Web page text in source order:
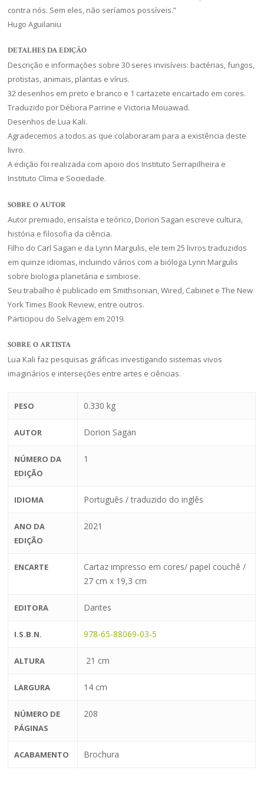
contra nós. Sem eles, não seríamos possíveis.”
Hugo Aguilaniu
DETALHES DA EDIÇÃO
Descrição e informações sobre 30 seres invisíveis: bactérias, fungos,
protistas, animais, plantas e vírus.
32 desenhos em preto e branco e 1 cartazete encartado em cores.
Traduzido por Débora Parrine e Victoria Mouawad.
Desenhos de Lua Kali.
Agradecemos a todos.as que colaboraram para a existência deste
livro.
A edição foi realizada com apoio dos Instituto Serrapilheira e
Instituto Clima e Sociedade.
SOBRE O AUTOR
Autor premiado, ensaísta e teórico, Dorion Sagan escreve cultura,
história e filosofia da ciência.
Filho do Carl Sagan e da Lynn Margulis, ele tem 25 livros traduzidos
em quinze idiomas, incluindo vários com a bióloga Lynn Margulis
sobre biologia planetária e simbiose.
Seu trabalho é publicado em Smithsonian, Wired, Cabinet e The New
York Times Book Review, entre outros.
Participou do Selvagem em 2019.
SOBRE O ARTISTA
Lua Kali faz pesquisas gráficas investigando sistemas vivos
imaginários e interseções entre artes e ciências.
PESO 0.330 kg
AUTOR Dorion Sagan
NÚMERO DA
EDIÇÃO
1
IDIOMA Português / traduzido do inglês
ANO DA
EDIÇÃO
2021
ENCARTE
Cartaz impresso em cores/ papel couchê /
27 cm x 19,3 cm
EDITORA Dantes
I.S.B.N. 978-65-88069-03-5
ALTURA 21 cm
LARGURA 14 cm
NÚMERO DE
PÁGINAS
208
ACABAMENTO Brochura